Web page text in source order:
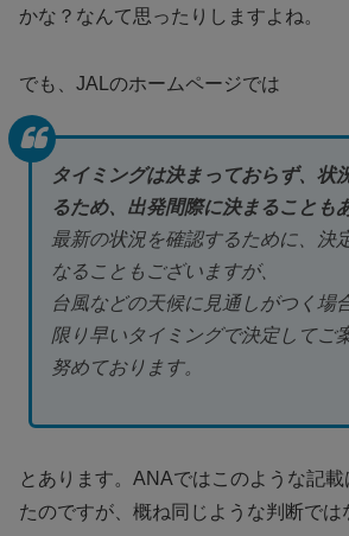
かな？なんて思ったりしますよね。
でも、JALのホームページでは
タイミングは決まっておらず、状
るため、出発間際に決まることも
最新の状況を確認するために、決
なることもございますが、
台風などの天候に見通しがつく場
限り早いタイミングで決定してご
努めております。
とあります。ANAではこのような記
たのですが、概ね同じような判断では